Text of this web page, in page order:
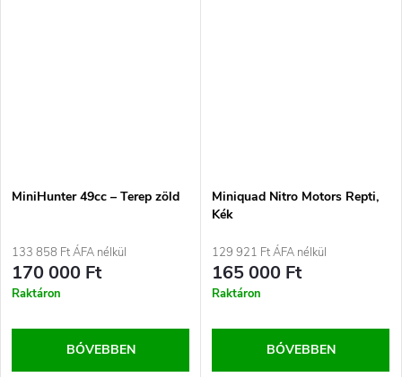
MiniHunter 49cc – Terep zöld
133 858 Ft ÁFA nélkül
170 000 Ft
Raktáron
BŐVEBBEN
Miniquad Nitro Motors Repti,
Kék
129 921 Ft ÁFA nélkül
165 000 Ft
Raktáron
BŐVEBBEN